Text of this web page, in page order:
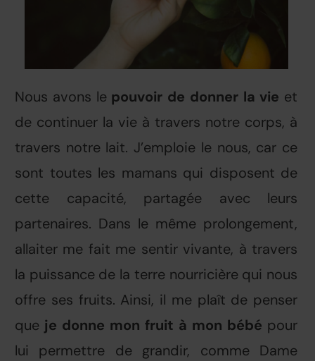
Nous avons le pouvoir de donner la vie et
de continuer la vie à travers notre corps, à
travers notre lait. J’emploie le nous, car ce
sont toutes les mamans qui disposent de
cette capacité, partagée avec leurs
partenaires. Dans le même prolongement,
allaiter me fait me sentir vivante, à travers
la puissance de la terre nourricière qui nous
offre ses fruits. Ainsi, il me plaît de penser
que je donne mon fruit à mon bébé pour
lui permettre de grandir, comme Dame